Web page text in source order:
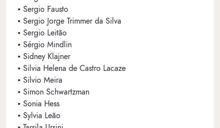
• Sergio Fausto
• Sergio Jorge Trimmer da Silva
• Sergio Leitão
• Sérgio Mindlin
• Sidney Klajner
• Silvia Helena de Castro Lacaze
• Silvio Meira
• Simon Schwartzman
• Sonia Hess
• Sylvia Leão